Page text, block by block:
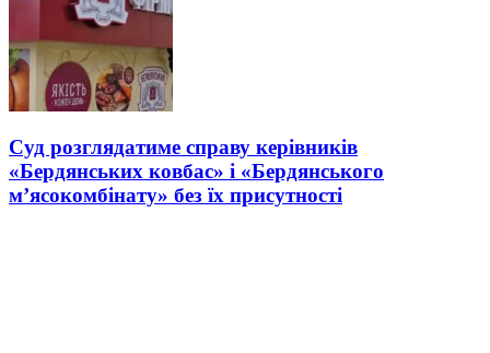
Суд розглядатиме справу керівників
«Бердянських ковбас» і «Бердянського
м’ясокомбінату» без їх присутності